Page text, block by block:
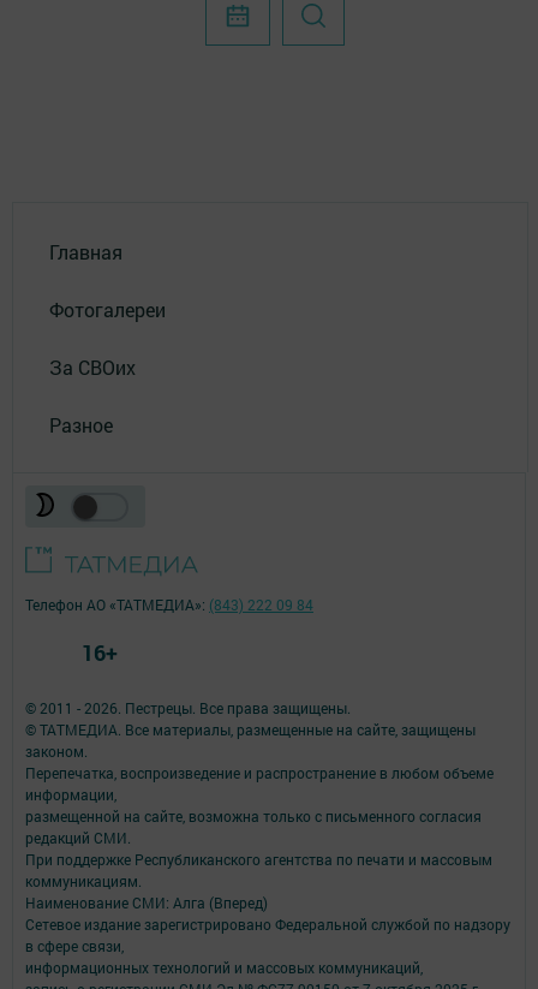
Главная
Фотогалереи
За СВОих
Разное
© 2011 - 2026. Пестрецы. Все права защищены.
© ТАТМЕДИА. Все материалы, размещенные на сайте, защищены
законом.
Перепечатка, воспроизведение и распространение в любом объеме
информации,
размещенной на сайте, возможна только с письменного согласия
редакций СМИ.
При поддержке Республиканского агентства по печати и массовым
коммуникациям.
Наименование СМИ: Алга (Вперед)
Сетевое издание зарегистрировано Федеральной службой по надзору
в сфере связи,
информационных технологий и массовых коммуникаций,
Телефон АО «ТАТМЕДИА»: (843) 222 09 84
16+